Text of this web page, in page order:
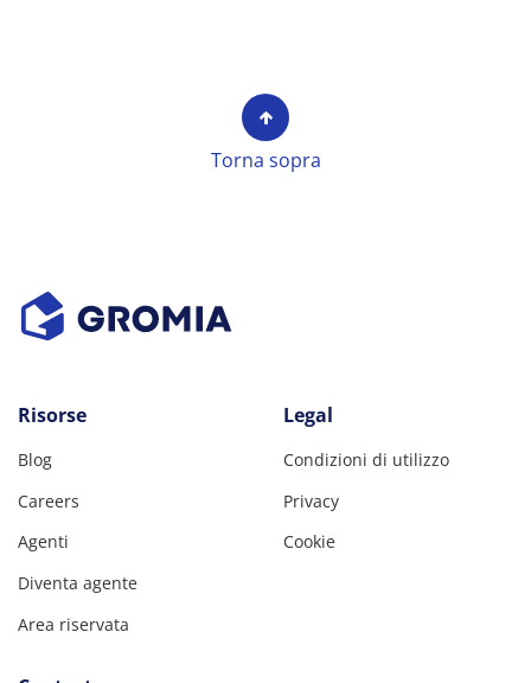
Torna sopra
Risorse
Blog
Careers
Agenti
Diventa agente
Area riservata
Legal
Condizioni di utilizzo
Privacy
Cookie